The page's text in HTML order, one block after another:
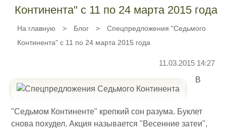
Континента" с 11 по 24 марта 2015 года
На главную > Блог >
Спецпредложения "Седьмого
Континента" с 11 по 24 марта 2015 года
11.03.2015 14:27
В
"Седьмом Континенте" крепкий сон разума. Буклет
снова похудел. Акция называется "Весенние затеи",